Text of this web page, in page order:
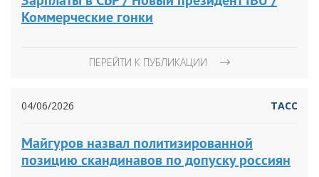
Коммерческие гонки
ПЕРЕЙТИ К ПУБЛИКАЦИИ
04/06/2026 ТАСС
Майгуров назвал политизированной
позицию скандинавов по допуску россиян